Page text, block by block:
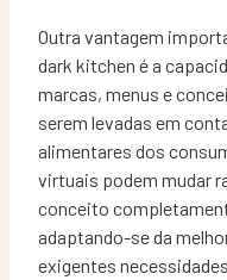
Outra vantagem
dark kitchen é a
marcas, menus e
serem levadas em
alimentares dos
virtuais podem mudar
conceito
adaptando-se da
exigentes